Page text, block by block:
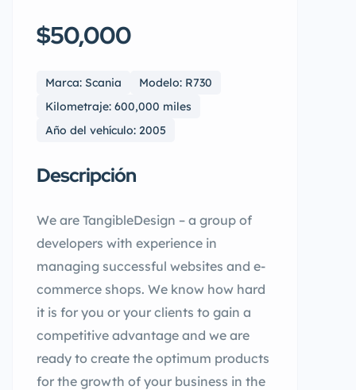
$50,000
Marca: Scania
Modelo: R730
Kilometraje: 600,000 miles
Año del vehículo: 2005
Descripción
We are TangibleDesign – a group of
developers with experience in
managing successful websites and e-
commerce shops. We know how hard
it is for you or your clients to gain a
competitive advantage and we are
ready to create the optimum products
for the growth of your business in the